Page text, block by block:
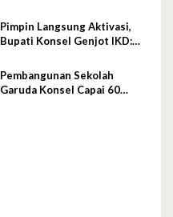
Perekonomian Tumbuh
Signifikan
Pimpin Langsung Aktivasi,
Bupati Konsel Genjot IKD:
Tanpa Kertas
Pembangunan Sekolah
Garuda Konsel Capai 60